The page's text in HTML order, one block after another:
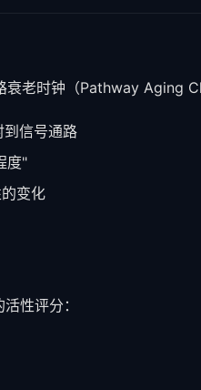
老时钟（Pathway Aging
信号通路
度"
变化
性评分：